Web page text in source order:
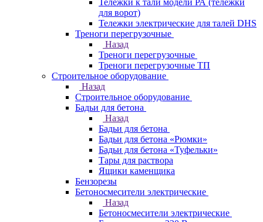
Тележки к тали модели РА (тележки
для ворот)
Тележки электрические для талей DHS
Треноги перегрузочные
Назад
Треноги перегрузочные
Треноги перегрузочные ТП
Строительное оборудование
Назад
Строительное оборудование
Бадьи для бетона
Назад
Бадьи для бетона
Бадьи для бетона «Рюмки»
Бадьи для бетона «Туфельки»
Тары для раствора
Ящики каменщика
Бензорезы
Бетоносмесители электрические
Назад
Бетоносмесители электрические